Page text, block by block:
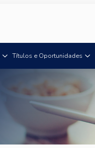
Títulos e Oportunidades